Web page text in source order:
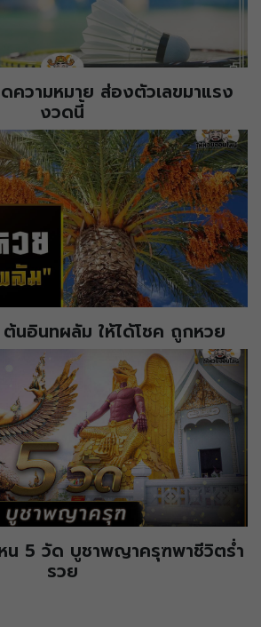
ความหมาย ส่องตัวเลขมาแรง
งวดนี้
นอินทผลัม ให้ได้โชค ถูกหวย
น 5 วัด บูชาพญาครุฑพาชีวิตร่ำ
รวย